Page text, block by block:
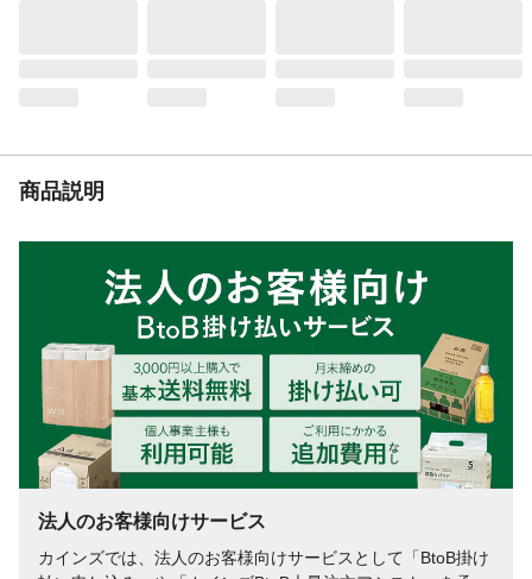
商品説明
法人のお客様向けサービス
カインズでは、法人のお客様向けサービスとして「BtoB掛け